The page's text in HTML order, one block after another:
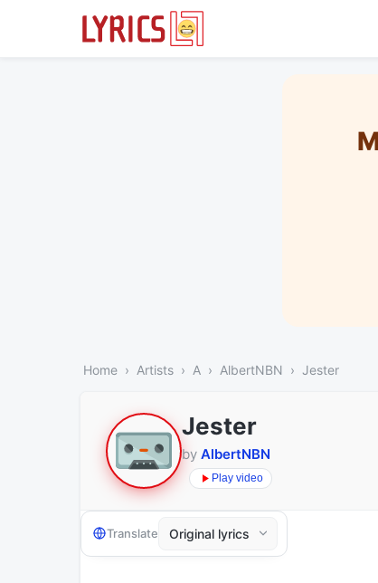
Home Artists A AlbertNBN Jester
Jester
by AlbertNBN
Play video
Translate